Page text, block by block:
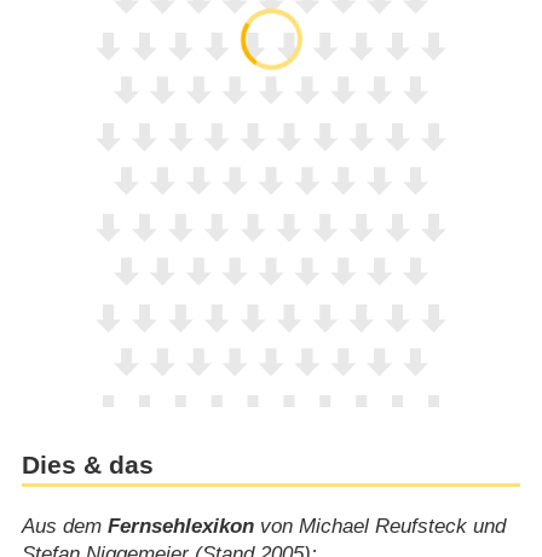
Dies & das
Aus dem Fernsehlexikonvon Michael Reufsteck und